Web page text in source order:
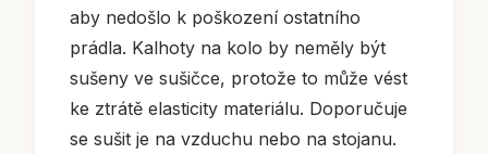
aby nedošlo k poškození ostatního
prádla. Kalhoty na kolo by neměly být
sušeny ve sušičce, protože to může vést
ke ztrátě elasticity materiálu. Doporučuje
se sušit je na vzduchu nebo na stojanu.